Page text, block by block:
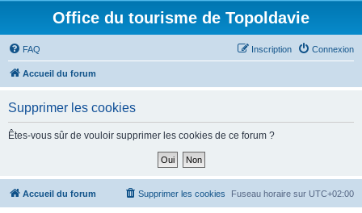
Office du tourisme de Topoldavie
FAQ Connexion
Inscription
Accueil du forum
Supprimer les cookies
Êtes-vous sûr de vouloir supprimer les cookies de ce forum ?
Accueil du forum Fuseau horaire sur UTC+02:00
Supprimer les cookies